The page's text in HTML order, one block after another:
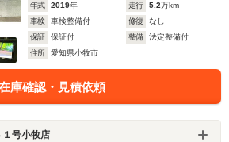
年式 2019年 走行 5.2万km
車検
車検整備付 修復
なし
保証
保証付 整備
法定整備付
住所
愛知県小牧市
庫確認・見積依頼
号小牧店